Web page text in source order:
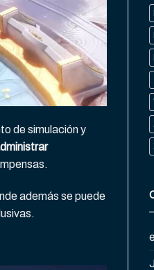
de simulación y
además se puede